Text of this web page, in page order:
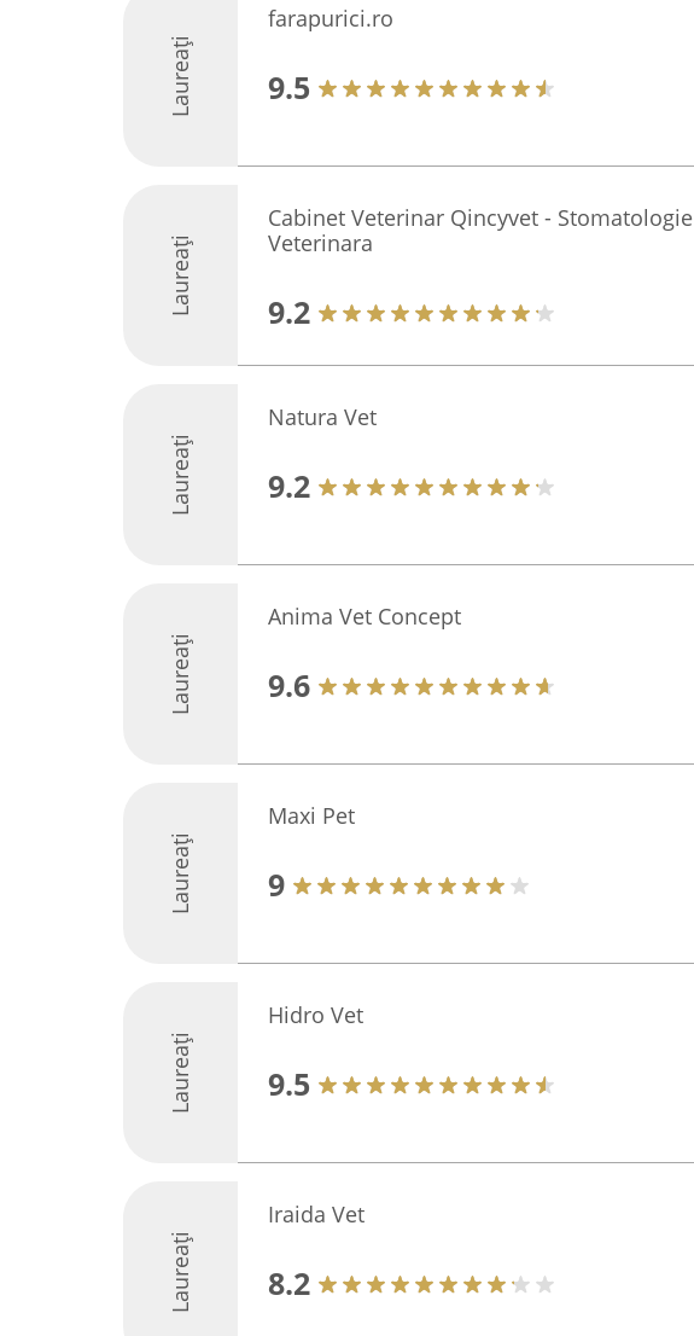
Laureați
farapurici.ro
9.5
Laureați
Cabinet Veterinar Qincyvet - Stomatologie
Veterinara
9.2
Laureați
Natura Vet
9.2
Laureați
Anima Vet Concept
9.6
Laureați
Maxi Pet
9
Laureați
Hidro Vet
9.5
Laureați
Iraida Vet
8.2